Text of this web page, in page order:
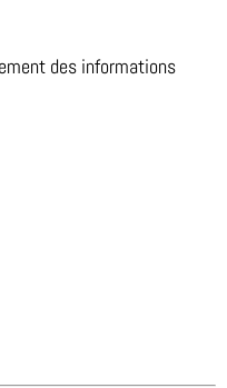
des informations